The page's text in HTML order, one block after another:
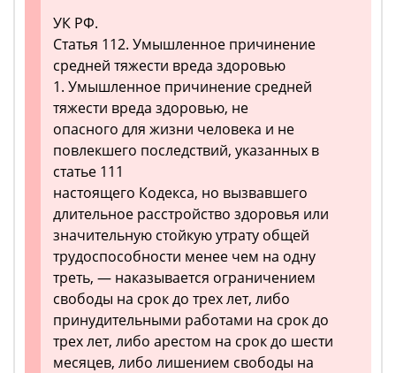
УК РФ.
Статья 112. Умышленное причинение
средней тяжести вреда здоровью
1. Умышленное причинение средней
тяжести вреда здоровью, не
опасного для жизни человека и не
повлекшего последствий, указанных в
статье 111
настоящего Кодекса, но вызвавшего
длительное расстройство здоровья или
значительную стойкую утрату общей
трудоспособности менее чем на одну
треть, — наказывается ограничением
свободы на срок до трех лет, либо
принудительными работами на срок до
трех лет, либо арестом на срок до шести
месяцев, либо лишением свободы на